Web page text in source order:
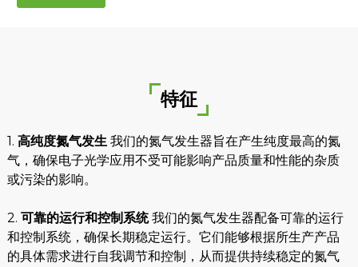
特征
1. 高纯度氮气发生我们的氮气发生器旨在产生纯度最高的氮
气，确保电子光学应用不受可能影响产品质量和性能的杂质
或污染的影响。
2. 可靠的运行和控制系统我们的氮气发生器配备可靠的运行
和控制系统，确保长期稳定运行。它们能够根据所生产产品
的具体需求进行自我调节和控制，从而提供持续稳定的氮气